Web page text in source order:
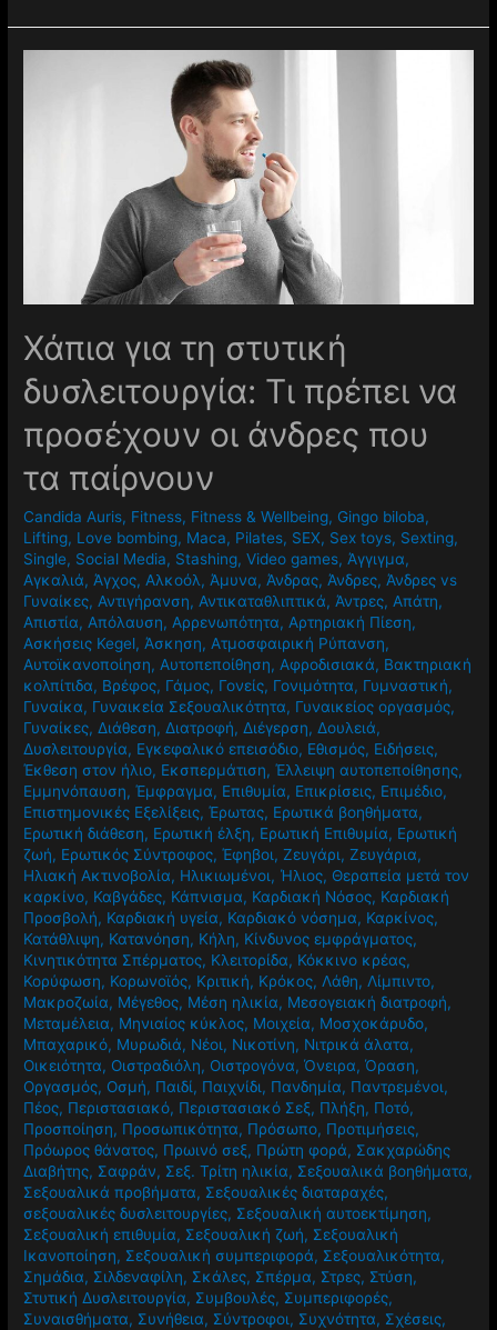
Χάπια για τη στυτική
δυσλειτουργία: Τι πρέπει να
προσέχουν οι άνδρες που
τα παίρνουν
Candida Auris, Fitness, Fitness & Wellbeing, Gingo biloba,
Lifting, Love bombing, Maca, Pilates, SEX, Sex toys, Sexting,
Single, Social Media, Stashing,Video games, Άγγιγμα,
Αγκαλιά, Άγχος, Αλκοόλ, Άμυνα, Άνδρας, Άνδρες, Άνδρες vs
Γυναίκες, Αντιγήρανση, Αντικαταθλιπτικά, Άντρες, Απάτη,
Απιστία, Απόλαυση, Αρρενωπότητα, Αρτηριακή Πίεση,
Ασκήσεις Kegel, Άσκηση, Ατμοσφαιρική Ρύπανση,
Αυτοϊκανοποίηση, Αυτοπεποίθηση, Αφροδισιακά, Βακτηριακή
κολπίτιδα, Βρέφος, Γάμος, Γονείς, Γονιμότητα, Γυμναστική,
Γυναίκα, Γυναικεία Σεξουαλικότητα, Γυναικείος οργασμός,
Γυναίκες, Διάθεση, Διατροφή, Διέγερση, Δουλειά,
Δυσλειτουργία, Εγκεφαλικό επεισόδιο, Εθισμός, Ειδήσεις,
Έκθεση στον ήλιο, Εκσπερμάτιση,Έλλειψη αυτοπεποίθησης,
Εμμηνόπαυση,Έμφραγμα, Επιθυμία, Επικρίσεις, Επιμέδιο,
Επιστημονικές Εξελίξεις,Έρωτας, Ερωτικά βοηθήματα,
Ερωτική διάθεση, Ερωτική έλξη, Ερωτική Επιθυμία, Ερωτική
ζωή, Ερωτικός Σύντροφος,Έφηβοι,Ζευγάρι,Ζευγάρια,
Ηλιακή Ακτινοβολία, Ηλικιωμένοι, Ήλιος, Θεραπεία μετά τον
καρκίνο, Καβγάδες, Κάπνισμα, Καρδιακή Νόσος, Καρδιακή
Προσβολή, Καρδιακή υγεία, Καρδιακό νόσημα, Καρκίνος,
Κατάθλιψη, Κατανόηση, Κήλη, Κίνδυνος εμφράγματος,
Κινητικότητα Σπέρματος, Κλειτορίδα, Κόκκινο κρέας,
Κορύφωση, Κορωνοϊός, Κριτική, Κρόκος, Λάθη, Λίμπιντο,
Μακροζωία, Μέγεθος, Μέση ηλικία, Μεσογειακή διατροφή,
Μεταμέλεια, Μηνιαίος κύκλος, Μοιχεία, Μοσχοκάρυδο,
Μπαχαρικό, Μυρωδιά, Νέοι, Νικοτίνη, Νιτρικά άλατα,
Οικειότητα, Οιστραδιόλη, Οιστρογόνα,Όνειρα,Όραση,
Οργασμός, Οσμή, Παιδί, Παιχνίδι, Πανδημία, Παντρεμένοι,
Πέος, Περιστασιακό, Περιστασιακό Σεξ, Πλήξη, Ποτό,
Προσποίηση, Προσωπικότητα, Πρόσωπο, Προτιμήσεις,
Πρόωρος θάνατος, Πρωινό σεξ, Πρώτη φορά, Σακχαρώδης
Διαβήτης, Σαφράν, Σεξ. Τρίτη ηλικία, Σεξουαλικά βοηθήματα,
Σεξουαλικά προβήματα, Σεξουαλικές διαταραχές,
σεξουαλικές δυσλειτουργίες, Σεξουαλική αυτοεκτίμηση,
Σεξουαλική επιθυμία, Σεξουαλική ζωή, Σεξουαλική
Ικανοποίηση, Σεξουαλική συμπεριφορά, Σεξουαλικότητα,
Σημάδια, Σιλδεναφίλη, Σκάλες, Σπέρμα, Στρες, Στύση,
Στυτική Δυσλειτουργία, Συμβουλές, Συμπεριφορές,
Συναισθήματα, Συνήθεια, Σύντροφοι, Συχνότητα, Σχέσεις,